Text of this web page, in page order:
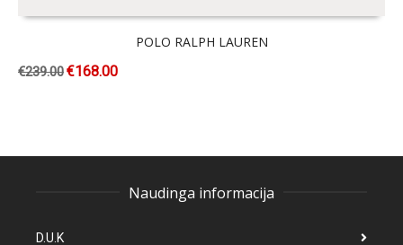
POLO RALPH LAUREN
€239.00€168.00
Naudinga informacija
D.U.K